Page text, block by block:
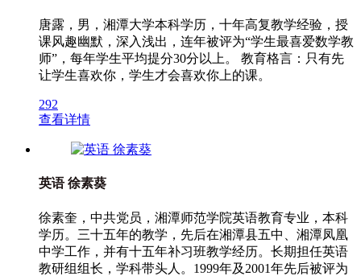
唐露，男，湘潭大学本科学历，十年高复教学经验，授
课风趣幽默，深入浅出，连年被评为“学生最喜爱数学教
师”，每年学生平均提分30分以上。 教育格言：只有先
让学生喜欢你，学生才会喜欢你上的课。
292
查看详情
英语 徐素葵
徐素奎，中共党员，湘潭师范学院英语教育专业，本科
学历。三十五年的教学，先后在湘潭县五中、湘潭凤凰
中学工作，并有十五年补习班教学经历。长期担任英语
教研组组长，学科带头人。1999年及2001年先后被评为